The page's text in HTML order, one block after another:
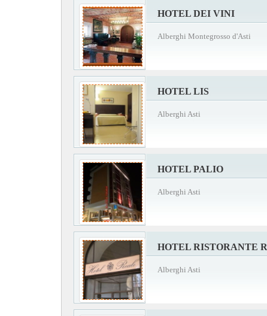
HOTEL DEI VINI
Alberghi Montegrosso d'Asti
HOTEL LIS
Alberghi Asti
HOTEL PALIO
Alberghi Asti
HOTEL RISTORANTE
Alberghi Asti